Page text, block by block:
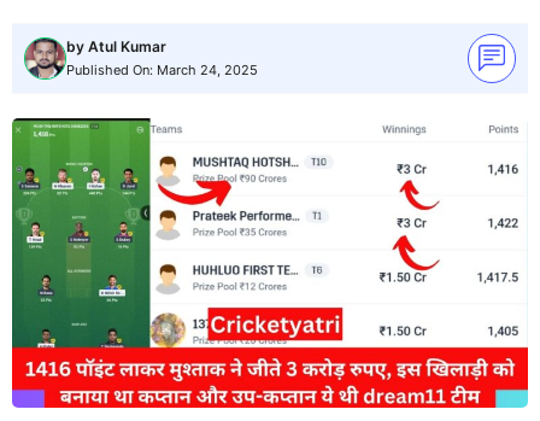
by Atul Kumar
Published On: March 24, 2025